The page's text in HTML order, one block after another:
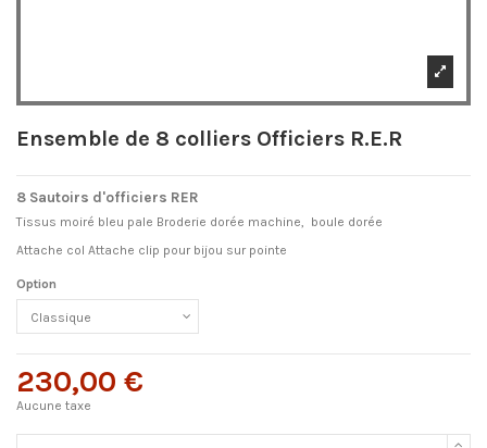
Ensemble de 8 colliers Officiers R.E.R
8 Sautoirs d'officiers RER
Tissus moiré bleu pale Broderie dorée machine, boule dorée
Attache col Attache clip pour bijou sur pointe
Option
230,00 €
Aucune taxe